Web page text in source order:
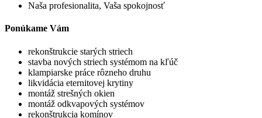
Naša profesionalita, Vaša spokojnosť
Ponúkame Vám
rekonštrukcie starých striech
stavba nových striech systémom na kľúč
klampiarske práce rôzneho druhu
likvidácia eternitovej krytiny
montáž strešných okien
montáž odkvapových systémov
rekonštrukcia komínov